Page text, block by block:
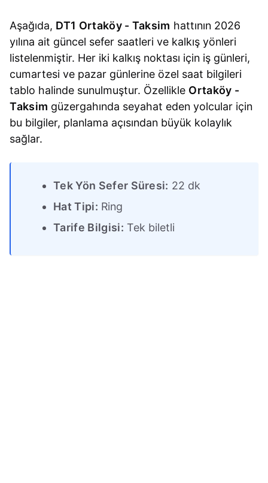
Aşağıda, DT1 Ortaköy - Taksim hattının 2026
yılına ait güncel sefer saatleri ve kalkış yönleri
listelenmiştir. Her iki kalkış noktası için iş günleri,
cumartesi ve pazar günlerine özel saat bilgileri
tablo halinde sunulmuştur. Özellikle Ortaköy -
Taksim güzergahında seyahat eden yolcular için
bu bilgiler, planlama açısından büyük kolaylık
sağlar.
Tek Yön Sefer Süresi: 22 dk
Hat Tipi: Ring
Tarife Bilgisi: Tek biletli